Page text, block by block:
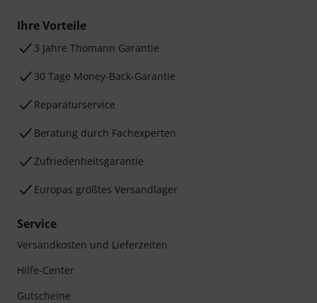
Ihre Vorteile
3 Jahre Thomann Garantie
30 Tage Money-Back-Garantie
Reparaturservice
Beratung durch Fachexperten
Zufriedenheitsgarantie
Europas größtes Versandlager
Service
Versandkosten und Lieferzeiten
Hilfe-Center
Gutscheine